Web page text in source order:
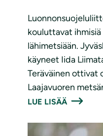
kouluttavat
lähimetsiään.
käyneet Iida
Teräväinen ottivat
Laajavuoren
LUE LISÄÄ